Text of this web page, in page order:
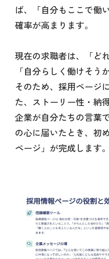
ば、「自分もここで働
確率が高まります。
現在の求職者は、「ど
「自分らしく働けそう
そのため、採用ページ
た、ストーリー性・納
企業が自分たちの言葉
の心に届いたとき、初
ページ」が完成します。